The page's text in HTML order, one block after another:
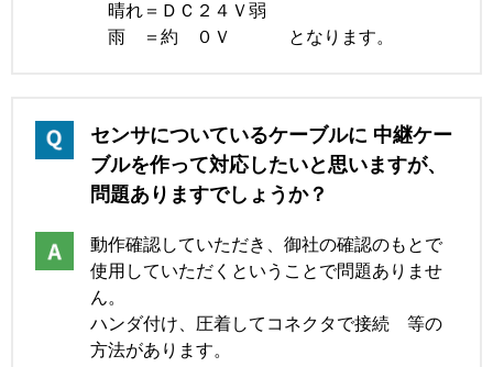
晴れ＝ＤＣ２４Ｖ弱
雨 ＝約 ０Ｖ となります。
センサについているケーブルに 中継ケー
ブルを作って対応したいと思いますが、
問題ありますでしょうか？
動作確認していただき、御社の確認のもとで
使用していただくということで問題ありませ
ん。
ハンダ付け、圧着してコネクタで接続 等の
方法があります。